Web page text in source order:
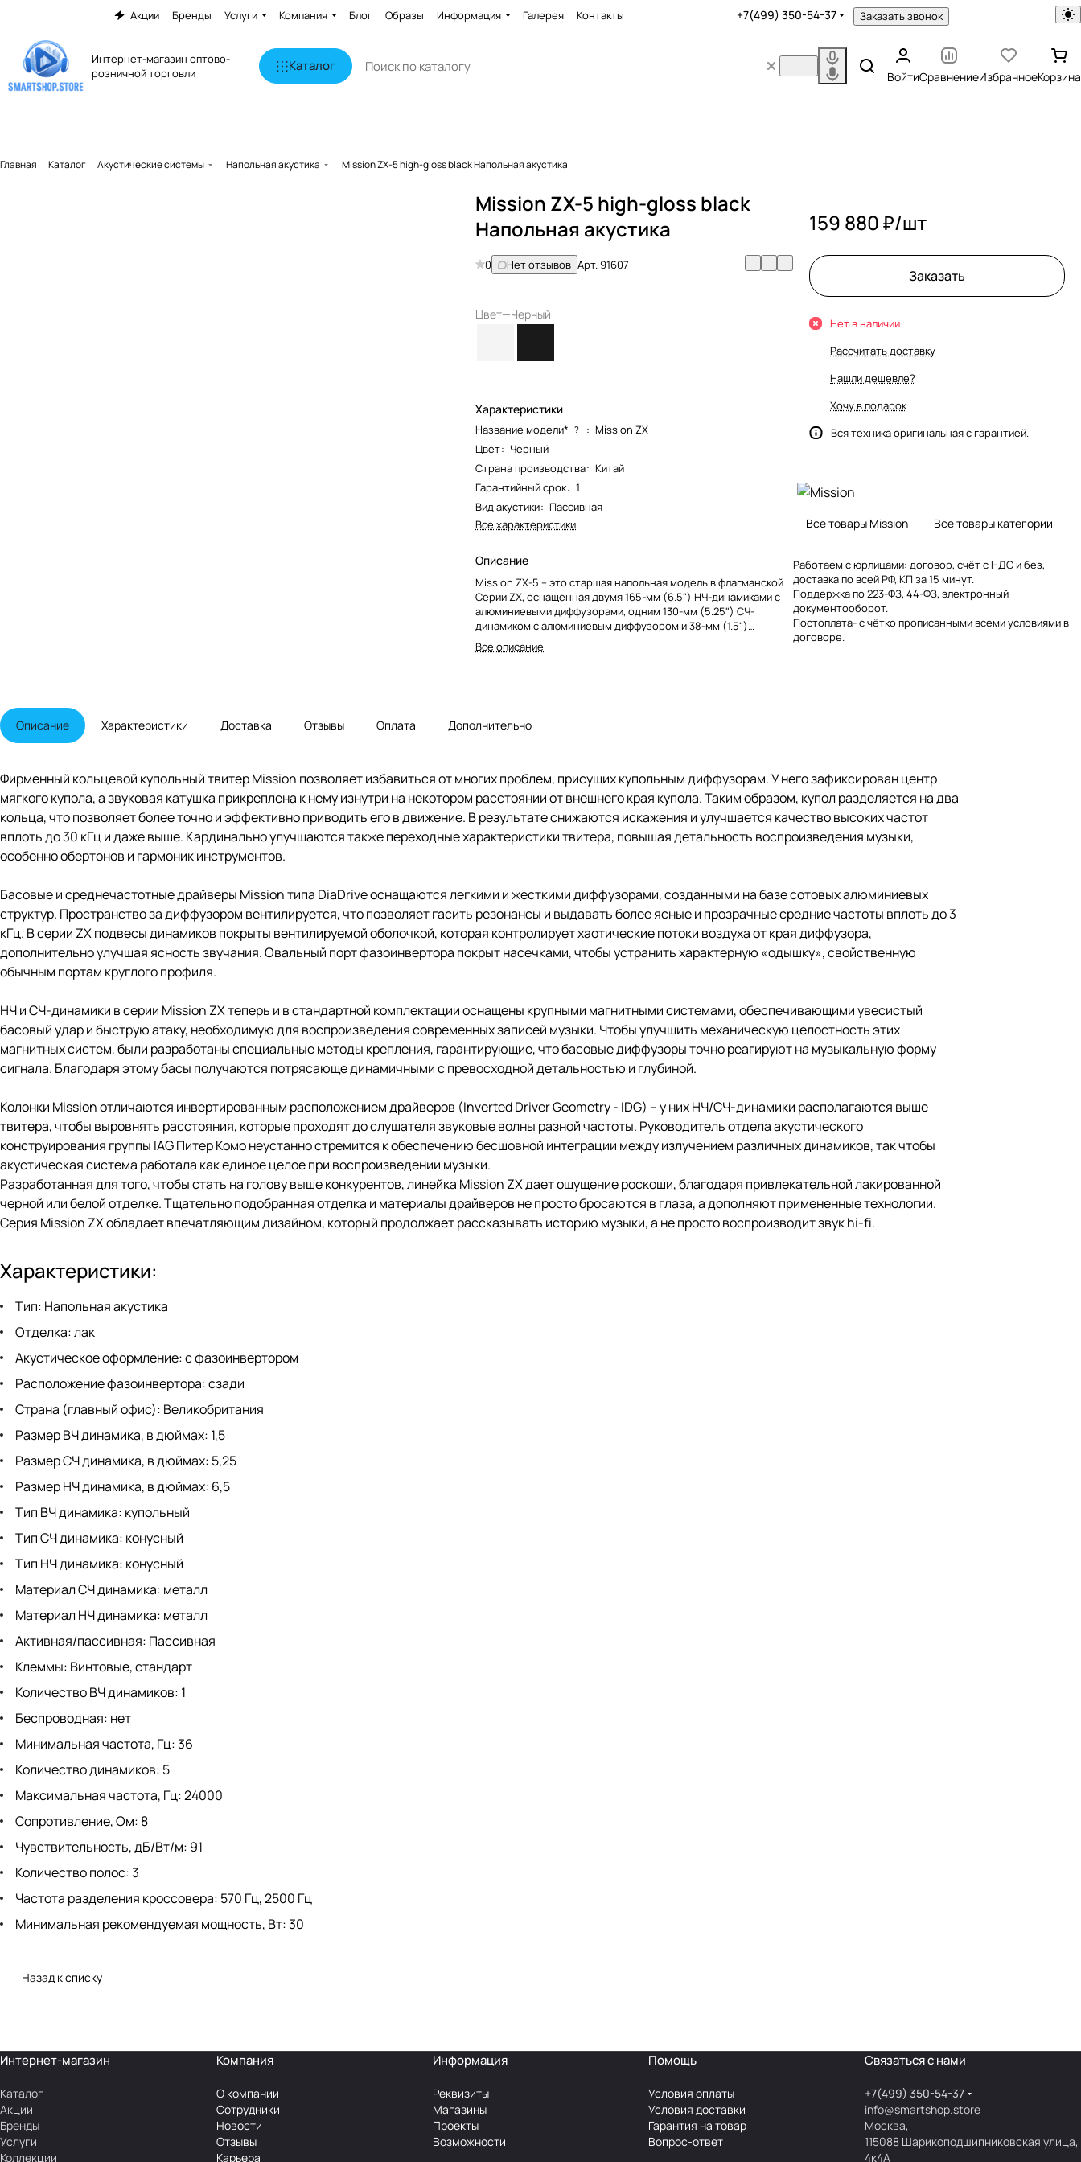
Акции Бренды Услуги Компания Блог Образы Информация Галерея Контакты +7(499) 350-54-37 Заказать звонок
Интернет-магазин оптово-
розничной торговли
Каталог
ВойтиСравнениеИзбранноеКорзина
Главная Каталог Акустические системы Напольная акустика Mission ZX-5 high-gloss black Напольная акустика
Mission ZX-5 high-gloss black
Напольная акустика
0 Нет отзывов Арт.91607
Цвет—Черный
Характеристики
Название модели* ? : Mission ZX
Цвет: Черный
Страна производства: Китай
Гарантийный срок: 1
Вид акустики: Пассивная
Все характеристики
Описание
Mission ZX-5 – это старшая напольная модель в флагманской
Серии ZX, оснащенная двумя 165-мм (6.5") НЧ-динамиками с
алюминиевыми диффузорами, одним 130-мм (5.25") СЧ-
динамиком с алюминиевым диффузором и 38-мм (1.5")
кольцевым купольным твитером. Как и в других акустических
системах Серии ZX, в ней реализованы многие инновации,
Все описание
159 880 ₽/шт
Заказать
Нет в наличии
Рассчитать доставку
Нашли дешевле?
Хочу в подарок
Вся техника оригинальная с гарантией.
Все товары Mission Все товары категории
Работаем с юрлицами: договор, счёт с НДС и без,
доставка по всей РФ, КП за 15 минут.
Поддержка по 223-ФЗ, 44-ФЗ, электронный
документооборот.
Постоплата- с чётко прописанными всеми условиями в
договоре.
Описание Характеристики Доставка Отзывы Оплата Дополнительно
Фирменный кольцевой купольный твитер Mission позволяет избавиться от многих проблем, присущих купольным диффузорам. У него зафиксирован центр
мягкого купола, а звуковая катушка прикреплена к нему изнутри на некотором расстоянии от внешнего края купола. Таким образом, купол разделяется на два
кольца, что позволяет более точно и эффективно приводить его в движение. В результате снижаются искажения и улучшается качество высоких частот
вплоть до 30 кГц и даже выше. Кардинально улучшаются также переходные характеристики твитера, повышая детальность воспроизведения музыки,
особенно обертонов и гармоник инструментов.
Басовые и среднечастотные драйверы Mission типа DiaDrive оснащаются легкими и жесткими диффузорами, созданными на базе сотовых алюминиевых
структур. Пространство за диффузором вентилируется, что позволяет гасить резонансы и выдавать более ясные и прозрачные средние частоты вплоть до 3
кГц. В серии ZX подвесы динамиков покрыты вентилируемой оболочкой, которая контролирует хаотические потоки воздуха от края диффузора,
дополнительно улучшая ясность звучания. Овальный порт фазоинвертора покрыт насечками, чтобы устранить характерную «одышку», свойственную
обычным портам круглого профиля.
НЧ и СЧ-динамики в серии Mission ZX теперь и в стандартной комплектации оснащены крупными магнитными системами, обеспечивающими увесистый
басовый удар и быструю атаку, необходимую для воспроизведения современных записей музыки. Чтобы улучшить механическую целостность этих
магнитных систем, были разработаны специальные методы крепления, гарантирующие, что басовые диффузоры точно реагируют на музыкальную форму
сигнала. Благодаря этому басы получаются потрясающе динамичными с превосходной детальностью и глубиной.
Колонки Mission отличаются инвертированным расположением драйверов (Inverted Driver Geometry - IDG) – у них НЧ/СЧ-динамики располагаются выше
твитера, чтобы выровнять расстояния, которые проходят до слушателя звуковые волны разной частоты. Руководитель отдела акустического
конструирования группы IAG Питер Комо неустанно стремится к обеспечению бесшовной интеграции между излучением различных динамиков, так чтобы
акустическая система работала как единое целое при воспроизведении музыки.
Разработанная для того, чтобы стать на голову выше конкурентов, линейка Mission ZX дает ощущение роскоши, благодаря привлекательной лакированной
черной или белой отделке. Тщательно подобранная отделка и материалы драйверов не просто бросаются в глаза, а дополняют примененные технологии.
Серия Mission ZX обладает впечатляющим дизайном, который продолжает рассказывать историю музыки, а не просто воспроизводит звук hi-fi.
Характеристики:
Тип: Напольная акустика
Отделка: лак
Акустическое оформление: с фазоинвертором
Расположение фазоинвертора: сзади
Страна (главный офис): Великобритания
Размер ВЧ динамика, в дюймах: 1,5
Размер СЧ динамика, в дюймах: 5,25
Размер НЧ динамика, в дюймах: 6,5
Тип ВЧ динамика: купольный
Тип СЧ динамика: конусный
Тип НЧ динамика: конусный
Материал СЧ динамика: металл
Материал НЧ динамика: металл
Активная/пассивная: Пассивная
Клеммы: Винтовые, стандарт
Количество ВЧ динамиков: 1
Беспроводная: нет
Минимальная частота, Гц: 36
Количество динамиков: 5
Максимальная частота, Гц: 24000
Сопротивление, Ом: 8
Чувствительность, дБ/Вт/м: 91
Количество полос: 3
Частота разделения кроссовера: 570 Гц, 2500 Гц
Минимальная рекомендуемая мощность, Вт: 30
Назад к списку
Интернет-магазин
Каталог
Акции
Бренды
Услуги
Коллекции
Компания
О компании
Сотрудники
Новости
Отзывы
Карьера
Информация
Реквизиты
Магазины
Проекты
Возможности
Помощь
Условия оплаты
Условия доставки
Гарантия на товар
Вопрос-ответ
Связаться с нами
+7(499) 350-54-37
info@smartshop.store
Москва,
115088 Шарикоподшипниковская улица,
4к4А